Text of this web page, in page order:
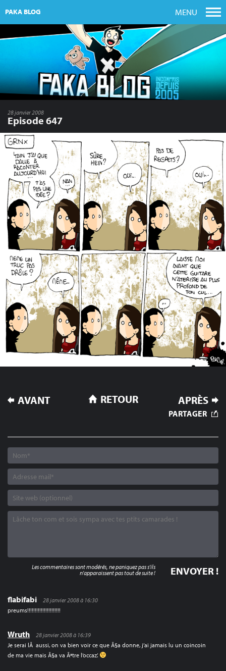
PAKA BLOG MENU
28 janvier 2008
Episode 647
NAVIGATION
DE
AVANT APRÈS
RETOUR
PARTAGER
flabifabi
28 janvier 2008 à 16:30
preums!!!!!!!!!!!!!!!!!!!!!!
Wruth
28 janvier 2008 à 16:39
Je serai lÃ aussi, on va bien voir ce que Ã§a donne, j’ai jamais lu un coincoin
de ma vie mais Ã§a va Ãªtre l’occaz’.
Les commentaires sont modérés, ne paniquez pas s'ils
n'apparaissent pas tout de suite !